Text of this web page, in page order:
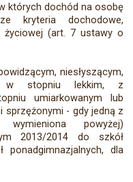
których dochód na osobę
kryteria dochodowe,
życiowej (art. 7 ustawy o
niesłyszącym,
w stopniu lekkim, z
umiarkowanym lub
sprzężonymi - gdy jedną z
powyżej)
2013/2014 do szkół
dla